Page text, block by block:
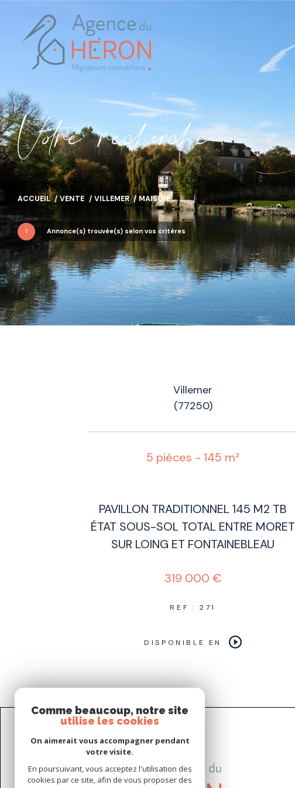
Vore recece
ACCUEIL VENTE VILLEMER MAISON
1 Annonce(s) trouvée(s) selon vos critères
Villemer
(77250)
5 pièces - 145 m²
PAVILLON TRADITIONNEL 145 M2 TB
ÉTAT SOUS-SOL TOTAL ENTRE MORET
SUR LOING ET FONTAINEBLEAU
319 000 €
REF : 271
DISPONIBLE EN
Comme beaucoup, notre site
utilise les cookies
On aimerait vous accompagner pendant
votre visite.
En poursuivant, vous acceptez l'utilisation des
cookies par ce site, afin de vous proposer des